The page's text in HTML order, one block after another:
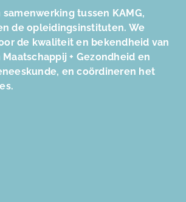
samenwerking tussen KAMG,
de opleidingsinstituten. We
de kwaliteit en bekendheid van
+ Gezondheid en
en coördineren het